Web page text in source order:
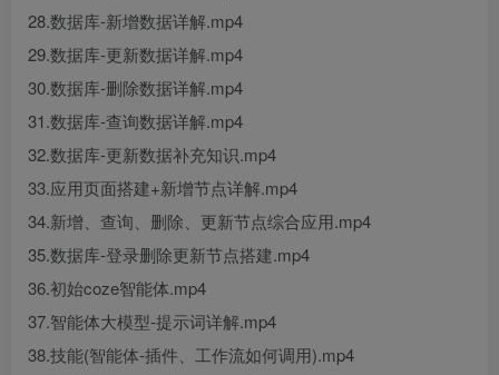
28.数据库-新增数据详解.mp4
29.数据库-更新数据详解.mp4
30.数据库-删除数据详解.mp4
31.数据库-查询数据详解.mp4
32.数据库-更新数据补充知识.mp4
33.应用页面搭建+新增节点详解.mp4
34.新增、查询、删除、更新节点综合应用.mp4
35.数据库-登录删除更新节点搭建.mp4
36.初始coze智能体.mp4
37.智能体大模型-提示词详解.mp4
38.技能(智能体-插件、工作流如何调用).mp4